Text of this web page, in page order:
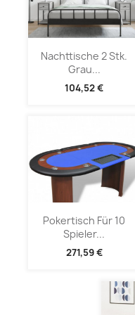
Nachttische 2 Stk.
Grau...
104,52 €
Pokertisch Für 10
Spieler...
271,59 €